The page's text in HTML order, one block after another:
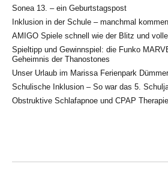
Sonea 13. – ein Geburtstagspost
Inklusion in der Schule – manchmal
AMIGO Spiele schnell wie der Blitz und
Spieltipp und Gewinnspiel: die Funko
Geheimnis der Thanostones
Unser Urlaub im Marissa Ferienpark
Schulische Inklusion – So war das 5.
Obstruktive Schlafapnoe und CPAP Therapie